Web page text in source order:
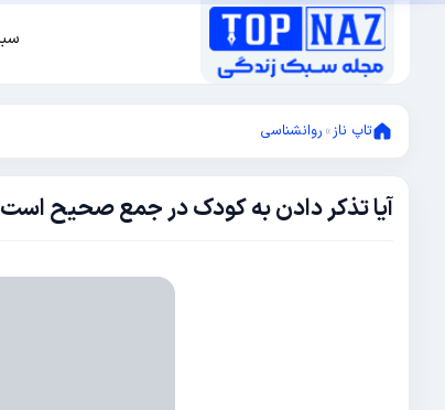
تاپ ناز» روانشناسی
آیا تذکر دادن به کودک در جمع صحیح
دسامبر